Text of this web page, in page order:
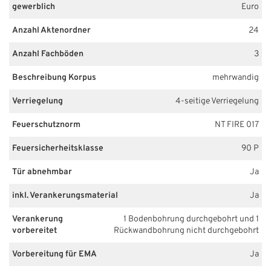
gewerblich
Euro
Anzahl Aktenordner 24
Anzahl Fachböden 3
Beschreibung Korpus mehrwandig
Verriegelung 4-seitige Verriegelung
Feuerschutznorm NT FIRE 017
Feuersicherheitsklasse 90 P
Tür abnehmbar Ja
inkl. Verankerungsmaterial Ja
Verankerung
vorbereitet
1 Bodenbohrung durchgebohrt und 1
Rückwandbohrung nicht durchgebohrt
Vorbereitung für EMA Ja